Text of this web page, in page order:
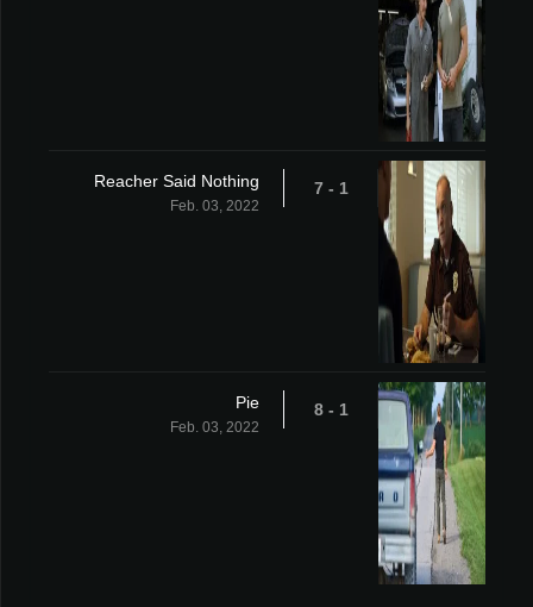
1 - 7
Reacher Said Nothing
Feb. 03, 2022
1 - 8
Pie
Feb. 03, 2022